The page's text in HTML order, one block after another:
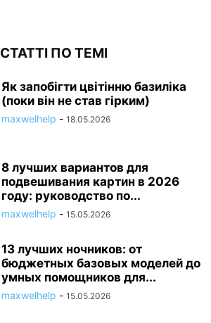
СТАТТІ ПО ТЕМІ
Як запобігти цвітінню базиліка
(поки він не став гірким)
maxwelhelp - 18.05.2026
8 лучших вариантов для
подвешивания картин в 2026
году: руководство по...
maxwelhelp - 15.05.2026
13 лучших ночников: от
бюджетных базовых моделей до
умных помощников для...
maxwelhelp - 15.05.2026